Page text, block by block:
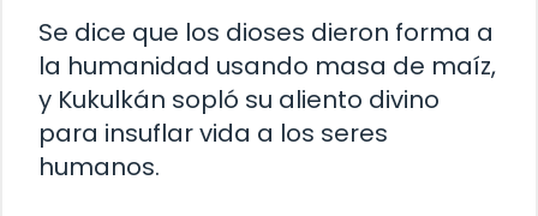
Se dice que los dioses dieron forma a
la humanidad usando masa de maíz,
y Kukulkán sopló su aliento divino
para insuflar vida a los seres
humanos.